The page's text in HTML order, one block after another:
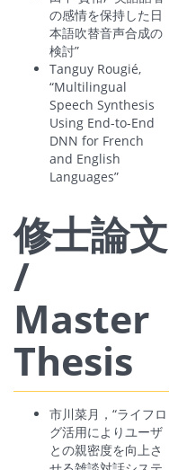
の感情を保持した日
本語吹替音声合成の
検討”
Tanguy Rougié,
“Multilingual
Speech Synthesis
Using End-to-End
DNN for French
and English
Languages”
修士論文
/
Master
Thesis
市川菜月，“ライフロ
グ活用によりユーザ
との親密度を向上さ